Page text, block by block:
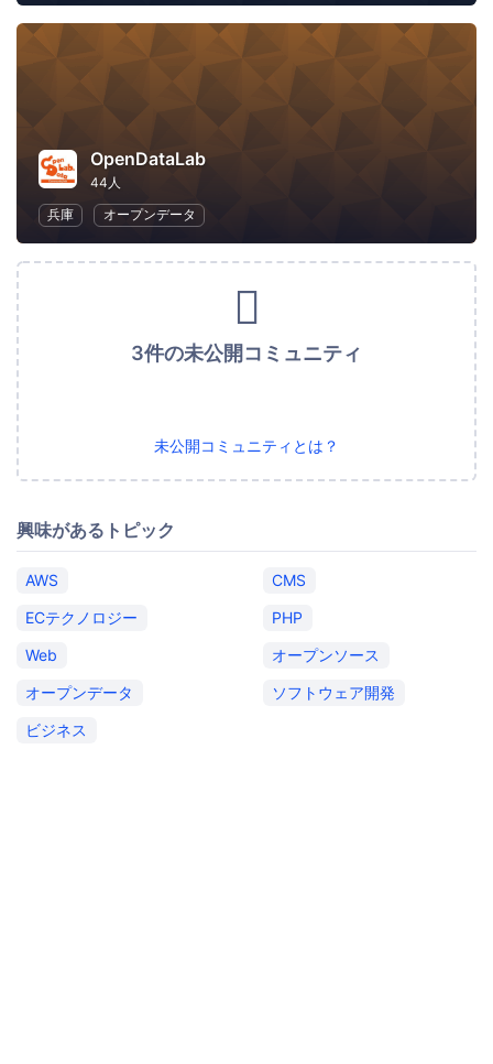
OpenDataLab
44人
兵庫
オープンデータ
3件の未公開コミュニティ
未公開コミュニティとは？
興味があるトピック
AWS
CMS
ECテクノロジー
PHP
Web
オープンソース
オープンデータ
ソフトウェア開発
ビジネス